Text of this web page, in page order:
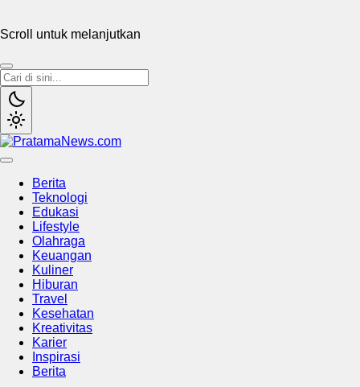
Scroll untuk melanjutkan
Berita
Teknologi
Edukasi
Lifestyle
Olahraga
Keuangan
Kuliner
Hiburan
Travel
Kesehatan
Kreativitas
Karier
Inspirasi
Berita